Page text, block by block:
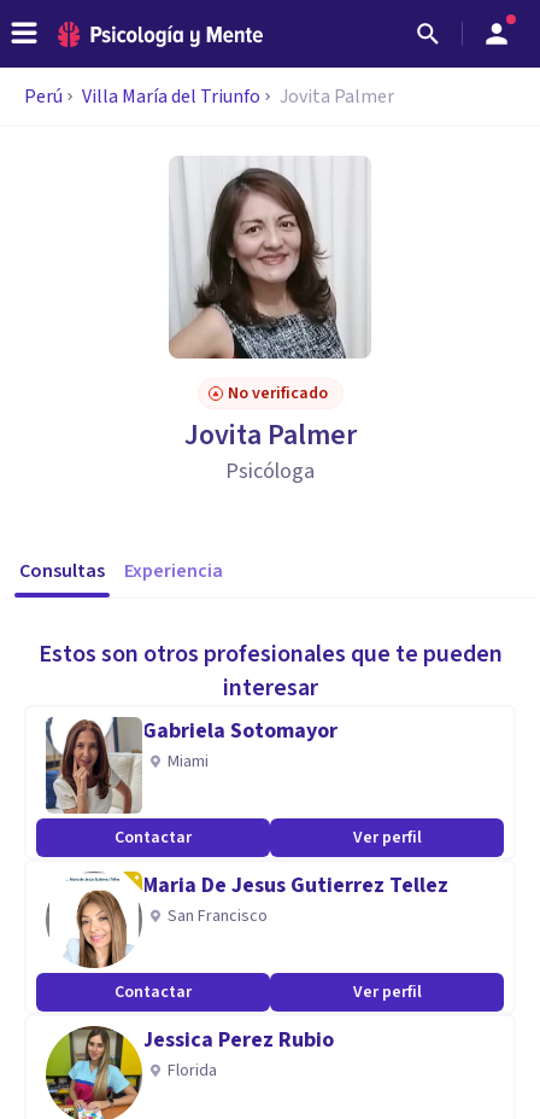
Perú Villa María del Triunfo Jovita Palmer
No verificado
Jovita Palmer
Psicóloga
Consultas Experiencia
Estos son otros profesionales que te pueden
interesar
Gabriela Sotomayor
Miami
Contactar Ver perfil
Maria De Jesus Gutierrez Tellez
San Francisco
Contactar Ver perfil
Jessica Perez Rubio
Florida